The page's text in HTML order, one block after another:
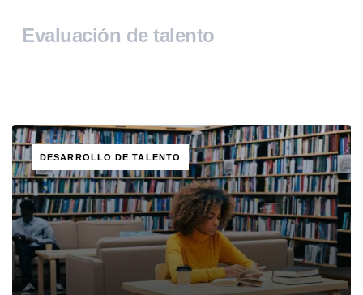
Evaluación de talento
TAGS
DESARROLLO DE TALENTO